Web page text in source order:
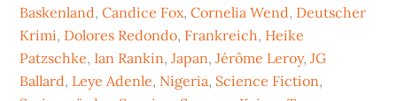
Baskenland,Candice Fox,Cornelia Wend, Deutscher
Krimi, Dolores Redondo, Frankreich, Heike
Patzschke, Ian Rankin,Japan,Jérôme Leroy,JG
Ballard, Leye Adenle, Nigeria, Science Fiction,